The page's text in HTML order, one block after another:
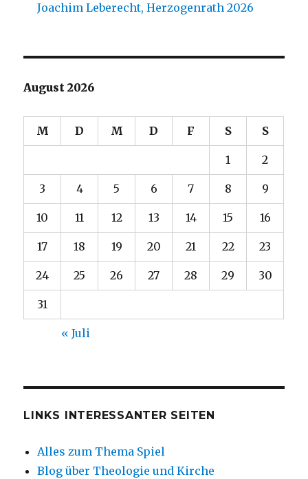
Joachim Leberecht, Herzogenrath 2026
August 2026
M D M D F S S
1 2
3 4 5 6 7 8 9
10 11 12 13 14 15 16
17 18 19 20 21 22 23
24 25 26 27 28 29 30
31
« Juli
LINKS INTERESSANTER SEITEN
Alles zum Thema Spiel
Blog über Theologie und Kirche